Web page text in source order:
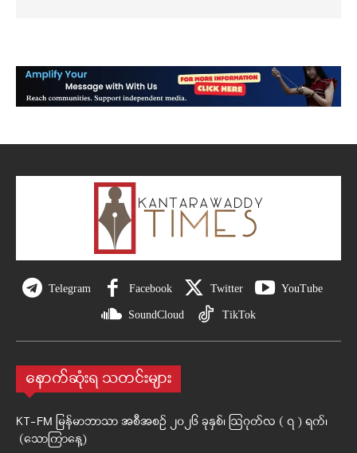
Telegram Facebook Twitter YouTube
SoundCloud TikTok
နောက်ဆုံးရ သတင်းများ
KT-FM မြန်မာဘာသာ အစီအစဉ် ၂၀၂၆ ခုနှစ်၊ ဩဂုတ်လ ( ၇ ) ရက်၊
(သောကြာနေ့)